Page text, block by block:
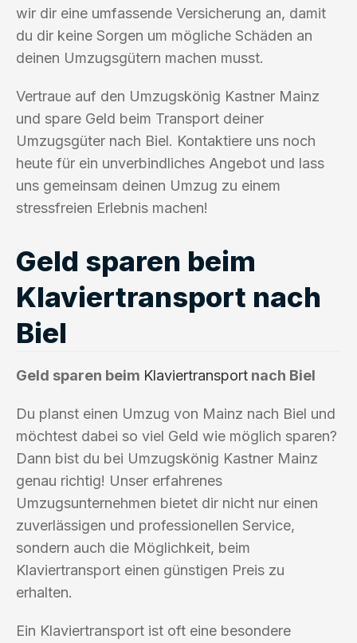
wir dir eine umfassende Versicherung an, damit
du dir keine Sorgen um mögliche Schäden an
deinen Umzugsgütern machen musst.
Vertraue auf den Umzugskönig Kastner Mainz
und spare Geld beim Transport deiner
Umzugsgüter nach Biel. Kontaktiere uns noch
heute für ein unverbindliches Angebot und lass
uns gemeinsam deinen Umzug zu einem
stressfreien Erlebnis machen!
Geld sparen beim
Klaviertransport nach
Biel
Geld sparen beim Klaviertransport nach Biel
Du planst einen Umzug von Mainz nach Biel und
möchtest dabei so viel Geld wie möglich sparen?
Dann bist du bei Umzugskönig Kastner Mainz
genau richtig! Unser erfahrenes
Umzugsunternehmen bietet dir nicht nur einen
zuverlässigen und professionellen Service,
sondern auch die Möglichkeit, beim
Klaviertransport einen günstigen Preis zu
erhalten.
Ein Klaviertransport ist oft eine besondere